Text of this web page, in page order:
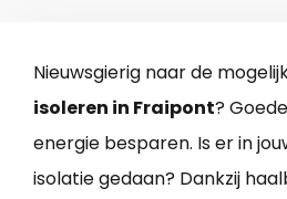
Nieuwsgierig naar de
isoleren in Fraipont?
energie besparen. Is er in
isolatie gedaan? Dankzij